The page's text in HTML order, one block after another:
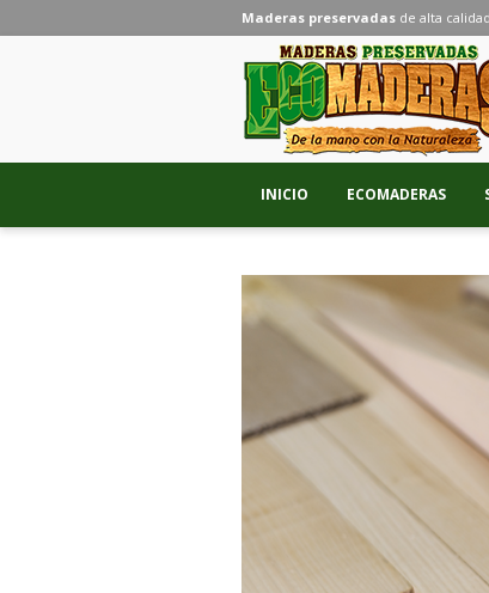
Maderas preservadas de alta
INICIO ECOMADERAS